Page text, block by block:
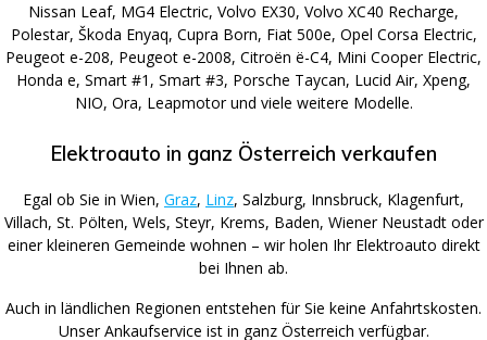
Nissan Leaf, MG4 Electric, Volvo EX30, Volvo XC40 Recharge,
Polestar, Škoda Enyaq, Cupra Born, Fiat 500e, Opel Corsa Electric,
Peugeot e-208, Peugeot e-2008, Citroën ë-C4, Mini Cooper Electric,
Honda e, Smart #1, Smart #3, Porsche Taycan, Lucid Air, Xpeng,
NIO, Ora, Leapmotor und viele weitere Modelle.
Elektroauto in ganz Österreich verkaufen
Egal ob Sie in Wien, Graz, Linz, Salzburg, Innsbruck, Klagenfurt,
Villach, St. Pölten, Wels, Steyr, Krems, Baden, Wiener Neustadt oder
einer kleineren Gemeinde wohnen – wir holen Ihr Elektroauto direkt
bei Ihnen ab.
Auch in ländlichen Regionen entstehen für Sie keine Anfahrtskosten.
Unser Ankaufservice ist in ganz Österreich verfügbar.